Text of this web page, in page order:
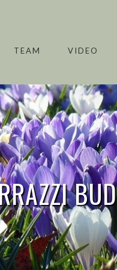
TEAM VIDEO